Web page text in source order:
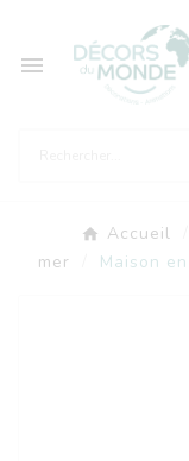

Accueil
mer
Maison